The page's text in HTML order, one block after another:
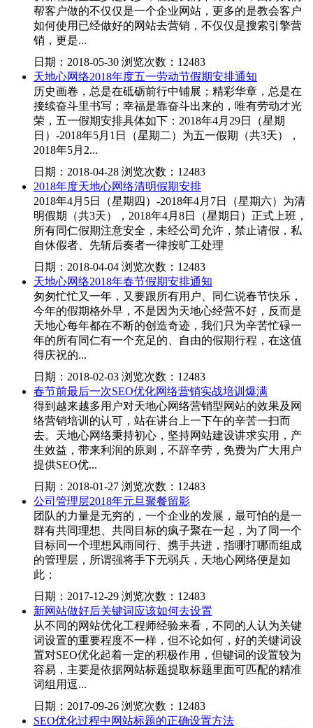
帮客户做的不仅仅是一个企业网站，更多的是教会客户
如何使用已经做好的网站去营销，不仅仅是搜索引擎营
销，更是...
日期：2018-05-30 浏览次数：12483
天地心网络2018年度五一劳动节假期安排通知
历史画卷，总是在砥砺前行中铺展；精彩华章，总是在
接续奋斗里书写；幸福是靠奋斗出来的，唯有劳动才光
荣，五一假期安排具体如下：2018年4月29日（星期
日）-2018年5月1日（星期二）为五一假期（共3天），
2018年5月2...
日期：2018-04-28 浏览次数：12483
2018年度天地心网络清明假期安排
2018年4月5日（星期四）-2018年4月7日（星期六）为清
明假期（共3天），2018年4月8日（星期日）正式上班，
所有同仁假期注意安全，未经公司允许，禁止请假，私
自休假者、先斩后奏者一律按旷工处理
日期：2018-04-04 浏览次数：12483
天地心网络2018年春节假期安排通知
匆匆忙忙又一年，又要跟所有用户、同仁说春节快乐，
今年的假期格外早，不是因为天地心经营不好，反而是
天地心每年都在不断的创造奇迹，我们只为辛苦忙碌一
年的所有同仁有一个充足的、自由的假期行程，在这值
得庆祝的...
日期：2018-02-03 浏览次数：12483
春节前最后一次SEO优化网络营销实战培训爆满
得到越来越多用户对天地心网络营销型网站的效果及网
络营销培训的认可，站在讲台上一下午的辛苦一扫而
去。天地心网络秉持初心，坚持网站建设讲求实用，产
生效益，带来利润的原则，不辞辛劳，免费为广大用户
提供SEO优...
日期：2018-01-27 浏览次数：12483
公司管理层2018年元旦聚餐留影
团队的力量是无穷的，一个企业的发展，最可怕的是一
群有共同理想、共同目标的疯子聚在一起，为了同一个
目标同一个理想风雨同行、携手共进，指哪打哪而组成
的管理层，所谓强将手下无弱兵，天地心网络便是如
此；
日期：2017-12-29 浏览次数：12483
新网站做好后关键词应该如何去设置
从不同的网站优化工程师经验来看，不同的人认为关键
词设置的重要程度不一样，但不论如何，好的关键词设
置对SEO优化起着一定的积极作用，但键词的设置较为
容易，主要是依据网站标题提取标题里面可匹配的精准
词组用逗...
日期：2017-09-26 浏览次数：12483
SEO优化过程中网站标题的正确设置方法